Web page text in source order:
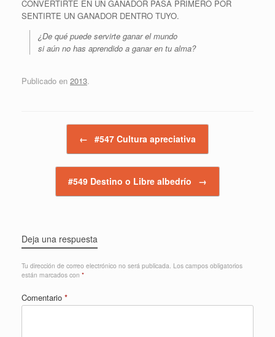
CONVERTIRTE EN UN GANADOR PASA PRIMERO POR
SENTIRTE UN GANADOR DENTRO TUYO.
¿De qué puede servirte ganar el mundo
si aún no has aprendido a ganar en tu alma?
Publicado en 2013.
← #547 Cultura apreciativa
#549 Destino o Libre albedrío →
Deja una respuesta
Tu dirección de correo electrónico no será publicada. Los campos obligatorios
están marcados con *
Comentario *